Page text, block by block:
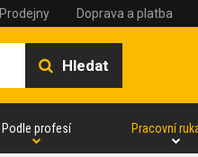
Prodejny Doprava a platba
Hledat
Podle profesí Pracovní